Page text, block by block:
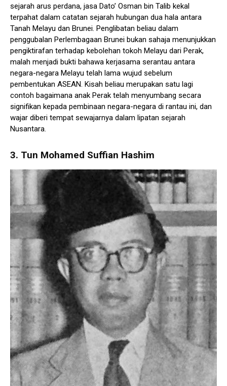
sejarah arus perdana, jasa Dato’ Osman bin Talib kekal
terpahat dalam catatan sejarah hubungan dua hala antara
Tanah Melayu dan Brunei. Penglibatan beliau dalam
penggubalan Perlembagaan Brunei bukan sahaja menunjukkan
pengiktirafan terhadap kebolehan tokoh Melayu dari Perak,
malah menjadi bukti bahawa kerjasama serantau antara
negara-negara Melayu telah lama wujud sebelum
pembentukan ASEAN. Kisah beliau merupakan satu lagi
contoh bagaimana anak Perak telah menyumbang secara
signifikan kepada pembinaan negara-negara di rantau ini, dan
wajar diberi tempat sewajarnya dalam lipatan sejarah
Nusantara.
3. Tun Mohamed Suffian Hashim